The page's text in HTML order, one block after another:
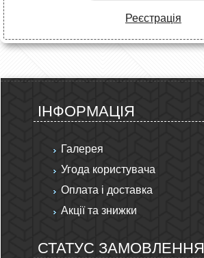
Реєстрація
ІНФОРМАЦІЯ
Галерея
Угода користувача
Оплата і доставка
Акції та знижки
СТАТУС ЗАМОВЛЕННЯ